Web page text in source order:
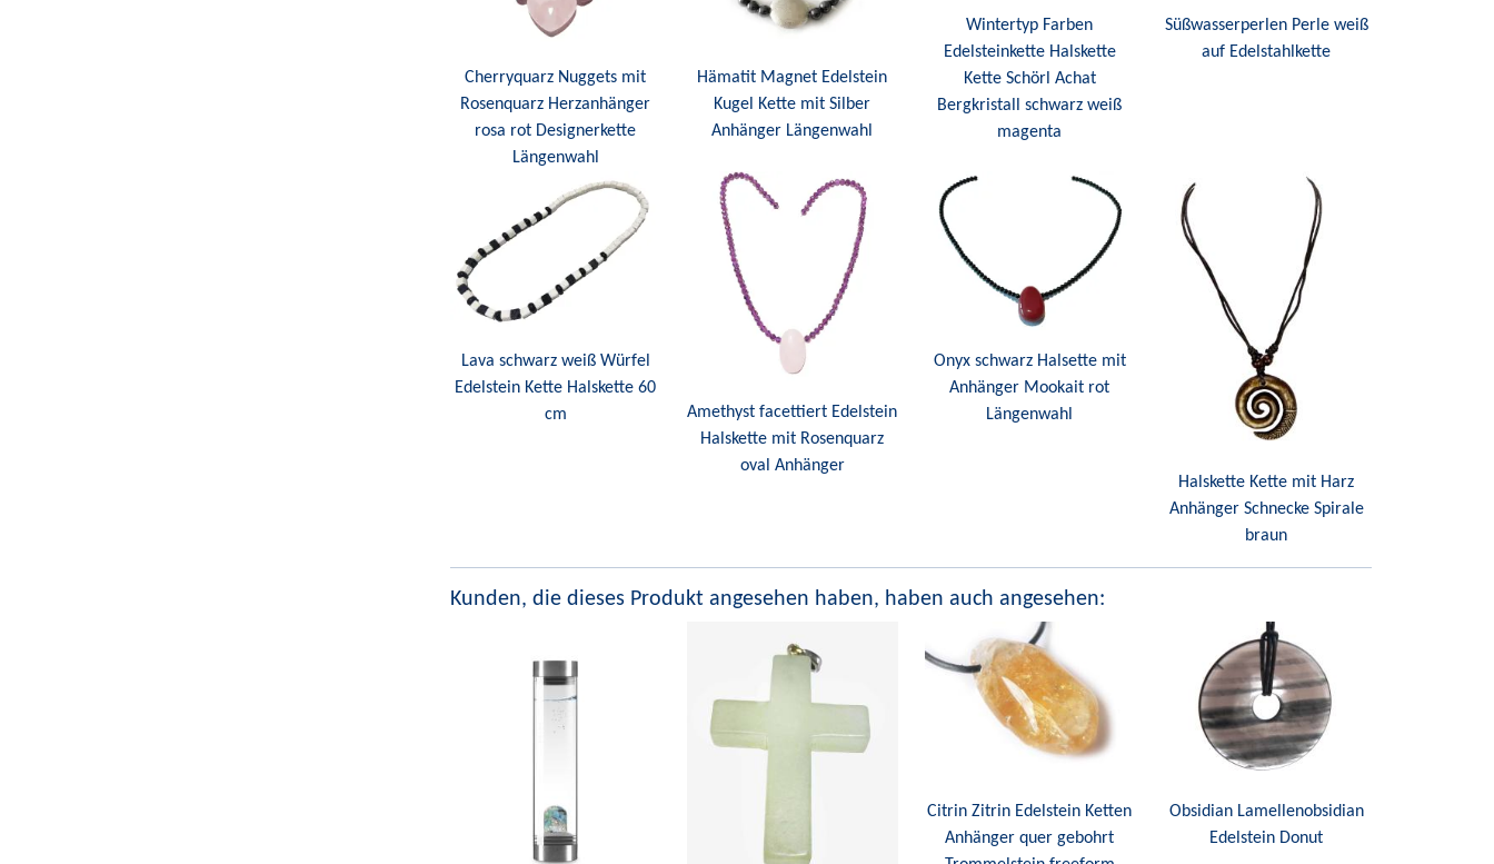
Cherryquarz Nuggets mit
Rosenquarz Herzanhänger
rosa rot Designerkette
Längenwahl
Hämatit Magnet Edelstein
Kugel Kette mit Silber
Anhänger Längenwahl
Wintertyp Farben
Edelsteinkette Halskette
Kette Schörl Achat
Bergkristall schwarz weiß
magenta
Süßwasserperlen Perle weiß
auf Edelstahlkette
Lava schwarz weiß Würfel
Edelstein Kette Halskette 60
cm
Amethyst facettiert Edelstein
Halskette mit Rosenquarz
oval Anhänger
Onyx schwarz Halsette mit
Anhänger Mookait rot
Längenwahl
Halskette Kette mit Harz
Anhänger Schnecke Spirale
braun
Kunden, die dieses Produkt angesehen haben, haben auch angesehen:
Citrin Zitrin Edelstein Ketten
Anhänger quer gebohrt
Obsidian Lamellenobsidian
Edelstein Donut